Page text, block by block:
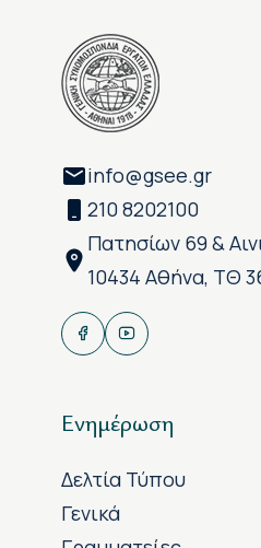
info@gsee.gr
210 8202100
Πατησίων 69 &
10434 Αθήνα, ΤΘ
Ενημέρωση
Δελτία Τύπου
Γενικά